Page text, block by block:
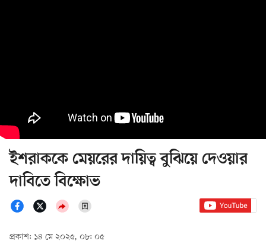
ইশরাককে মেয়রের দায়িত্ব বুঝিয়ে দেওয়ার
দাবিতে বিক্ষোভ
প্রকাশ: ১৪ মে ২০২৫, ০৮: ০৫